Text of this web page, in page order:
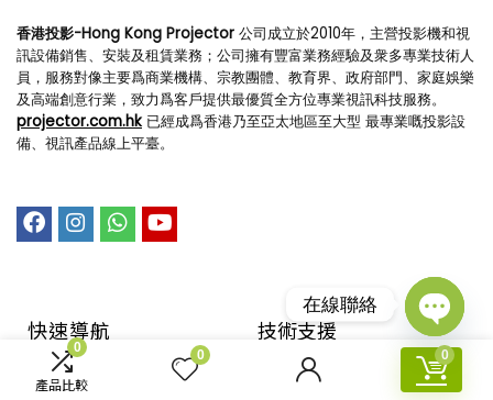
0
產品比較
0 0
香港投影-Hong Kong Projector 公司成立於2010年，主營投影機和視
訊設備銷售、安裝及租賃業務；公司擁有豐富業務經驗及衆多專業技術人
員，服務對像主要爲商業機構、宗教團體、教育界、政府部門、家庭娛樂
及高端創意行業，致力爲客戶提供最優質全方位專業視訊科技服務。
projector.com.hk 已經成爲香港乃至亞太地區至大型 最專業嘅投影設
備、視訊產品線上平臺。
快速導航
回到首頁
技術支援​
購物指引
在線聯絡
Open
chaty